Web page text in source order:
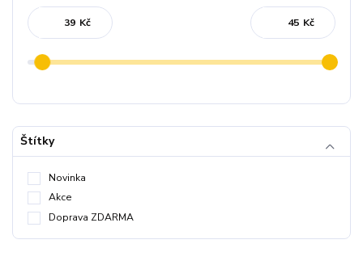
Kč Kč
Štítky
Novinka
Akce
Doprava ZDARMA